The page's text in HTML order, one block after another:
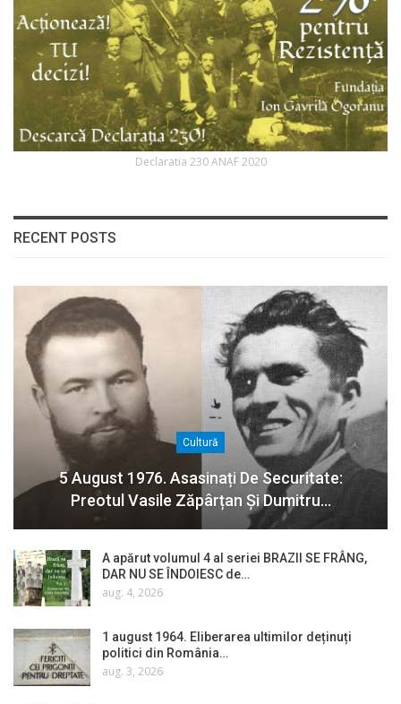
Declaratia 230 ANAF 2020
RECENT POSTS
Cultură
5 August 1976. Asasinați De Securitate:
Preotul Vasile Zăpârțan Și Dumitru…
A apărut volumul 4 al seriei BRAZII SE FRÂNG,
DAR NU SE ÎNDOIESC de…
aug. 4, 2026
1 august 1964. Eliberarea ultimilor deținuți
politici din România…
aug. 3, 2026